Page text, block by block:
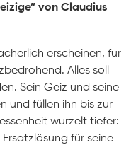
von Claudius
erscheinen, für
Alles soll
Sein Geiz und seine
und füllen ihn bis zur
wurzelt tiefer:
für seine